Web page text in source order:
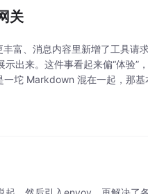
关
富、消息内容里新增了工具请
出来。这件事看起来偏“体验”
坨 Markdown 混在一起，那基